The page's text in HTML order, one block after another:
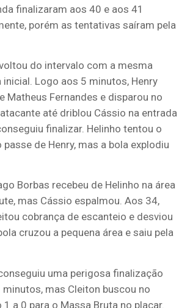
finalizaram aos 40 e aos 41
porém as tentativas saíram pela
do intervalo com a mesma
Logo aos 5 minutos, Henry
Matheus Fernandes e disparou no
até driblou Cássio na entrada
finalizar. Helinho tentou o
de Henry, mas a bola explodiu
Borbas recebeu de Helinho na área
mas Cássio espalmou. Aos 34,
cobrança de escanteio e desviou
cruzou a pequena área e saiu pela
uma perigosa finalização
mas Cleiton buscou no
a 0 para o Massa Bruta no placar.